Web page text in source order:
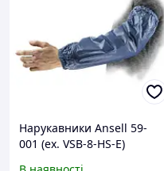
Нарукавники Ansell 59-
001 (ex. VSB-8-HS-E)